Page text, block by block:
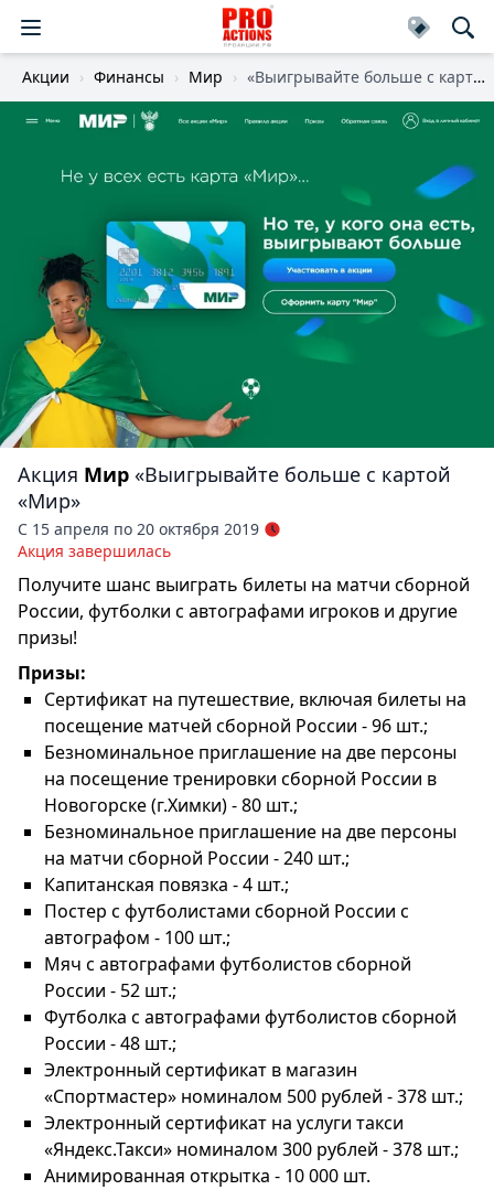
Акции Финансы Мир «Выигрывайте больше с картой «Мир»
Акция Мир «Выигрывайте больше с картой
«Мир»
С 15 апреля по 20 октября 2019
Акция завершилась
Получите шанс выиграть билеты на матчи сборной
России, футболки с автографами игроков и другие
призы!
Призы:
Сертификат на путешествие, включая билеты на
посещение матчей сборной России - 96 шт.;
Безноминальное приглашение на две персоны
на посещение тренировки сборной России в
Новогорске (г.Химки) - 80 шт.;
Безноминальное приглашение на две персоны
на матчи сборной России - 240 шт.;
Капитанская повязка - 4 шт.;
Постер с футболистами сборной России с
автографом - 100 шт.;
Мяч с автографами футболистов сборной
России - 52 шт.;
Футболка с автографами футболистов сборной
России - 48 шт.;
Электронный сертификат в магазин
«Спортмастер» номиналом 500 рублей - 378 шт.;
Электронный сертификат на услуги такси
«Яндекс.Такси» номиналом 300 рублей - 378 шт.;
Анимированная открытка - 10 000 шт.